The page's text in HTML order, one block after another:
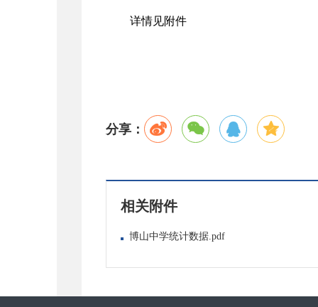
详情见附件
分享：
相关附件
博山中学统计数据.pdf